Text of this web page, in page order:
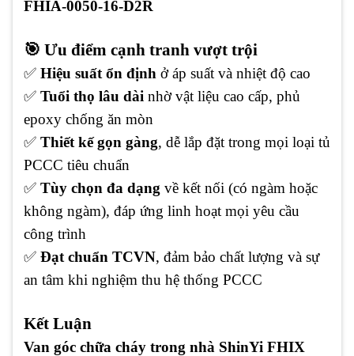
FHIA-0050-16-D2R
🎯 Ưu điểm cạnh tranh vượt trội
✅ Hiệu suất ổn định ở áp suất và nhiệt độ cao
✅ Tuổi thọ lâu dài nhờ vật liệu cao cấp, phủ
epoxy chống ăn mòn
✅ Thiết kế gọn gàng, dễ lắp đặt trong mọi loại tủ
PCCC tiêu chuẩn
✅ Tùy chọn đa dạng về kết nối (có ngàm hoặc
không ngàm), đáp ứng linh hoạt mọi yêu cầu
công trình
✅ Đạt chuẩn TCVN, đảm bảo chất lượng và sự
an tâm khi nghiệm thu hệ thống PCCC
Kết Luận
Van góc chữa cháy trong nhà ShinYi FHIX